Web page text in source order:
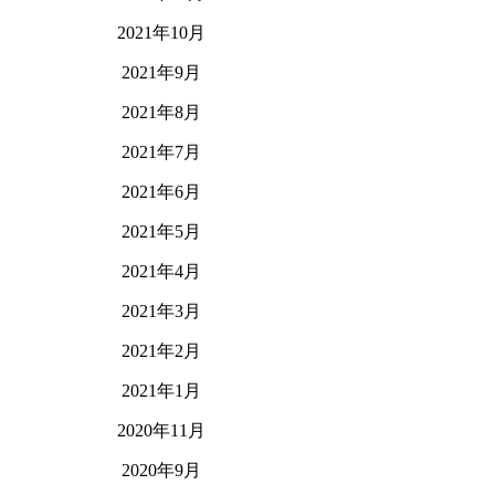
2021年10月
2021年9月
2021年8月
2021年7月
2021年6月
2021年5月
2021年4月
2021年3月
2021年2月
2021年1月
2020年11月
2020年9月